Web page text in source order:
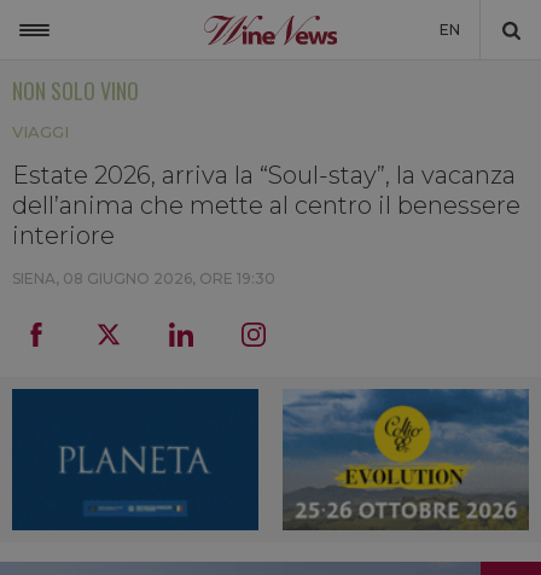
EN
NON SOLO VINO
LA CANTINA DI WINENEWS
DICONO DI NOI
NON SOLO VINO
VIAGGI
Estate 2026, arriva la “Soul-stay”, la vacanza
dell’anima che mette al centro il benessere
interiore
SIENA, 08 GIUGNO 2026, ORE 19:30